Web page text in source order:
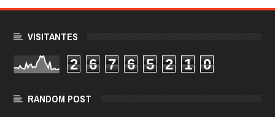
VISITANTES
2 6 7 6 5 2 1 0
RANDOM POST